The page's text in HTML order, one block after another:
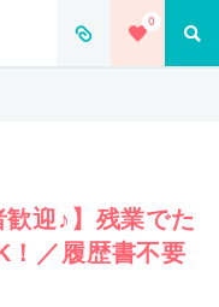
0
歓迎♪】残業でた
！／履歴書不要